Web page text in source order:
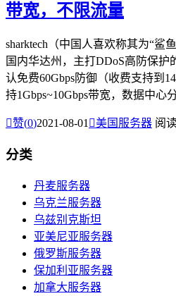
带宽，不限流量
sharktech（中国人喜欢称其为“鲨
国内华达州，主打DDoS高防保
认免费60Gbps防御（收费支持到
持1Gbps~10Gbps带宽，数据中心
赞(0)2021-08-01美国服务器 阅
分类
丹麦服务器
乌克兰服务器
乌兹别克斯坦
亚美尼亚服务器
俄罗斯服务器
保加利亚服务器
加拿大服务器